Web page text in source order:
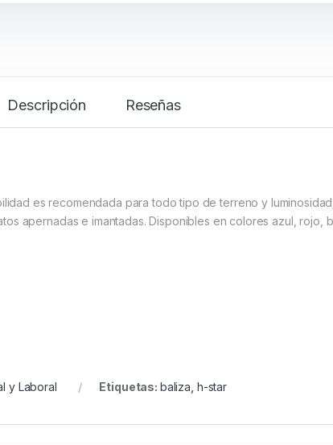
Descripción Reseñas
es recomendada para todo tipo de terreno y
apernadas e imantadas. Disponibles en colores azul, rojo,
y Laboral Etiquetas: baliza h-star